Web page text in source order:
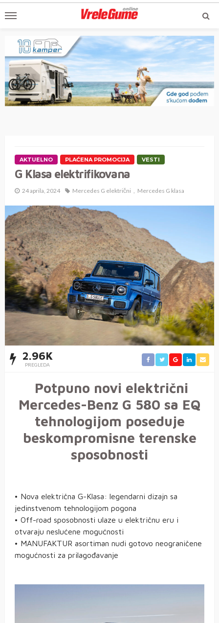
AKTUELNO PLAĆENA PROMOCIJA VESTI
G Klasa elektrifikovana
24 aprila, 2024 Mercedes G električni Mercedes G klasa
2.96K
PREGLEDA
Potpuno novi električni
Mercedes-Benz G 580 sa EQ
tehnologijom poseduje
beskompromisne terenske
sposobnosti
• Nova električna G-Klasa: legendarni dizajn sa
jedinstvenom tehnologijom pogona
• Off-road sposobnosti ulaze u električnu eru i
otvaraju neslućene mogućnosti
• MANUFAKTUR asortiman nudi gotovo neograničene
mogućnosti za prilagođavanje